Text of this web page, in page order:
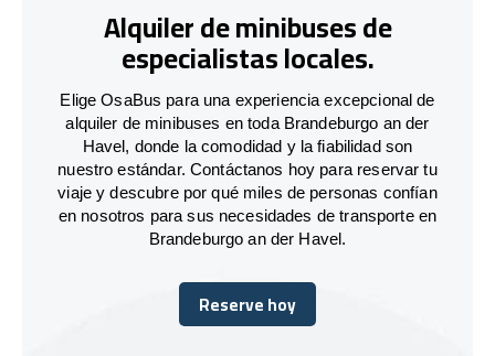
Alquiler de minibuses de
especialistas locales.
Elige OsaBus para una experiencia excepcional de
alquiler de minibuses en toda Brandeburgo an der
Havel, donde la comodidad y la fiabilidad son
nuestro estándar. Contáctanos hoy para reservar tu
viaje y descubre por qué miles de personas confían
en nosotros para sus necesidades de transporte en
Brandeburgo an der Havel.
Reserve hoy
Reserve hoy